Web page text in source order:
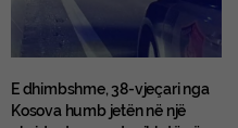
E dhimbshme, 38-vjeçari nga
Kosova humb jetën në një